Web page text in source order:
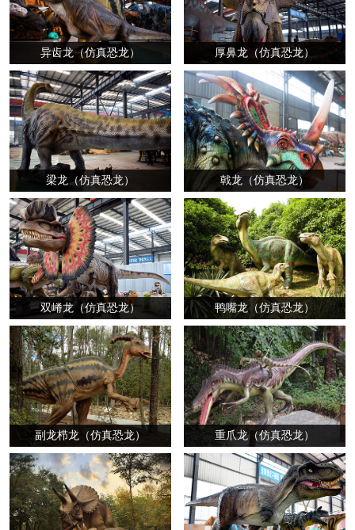
异齿龙（仿真恐龙） 厚鼻龙（仿真恐龙）
梁龙（仿真恐龙） 戟龙（仿真恐龙）
双嵴龙（仿真恐龙） 鸭嘴龙（仿真恐龙）
副龙栉龙（仿真恐龙） 重爪龙（仿真恐龙）